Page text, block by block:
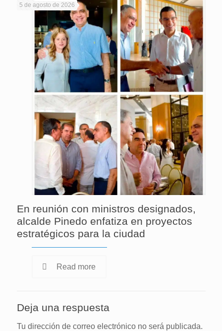
5 de agosto de 2026
En reunión con ministros designados,
alcalde Pinedo enfatiza en proyectos
estratégicos para la ciudad
Read more
Deja una respuesta
Tu dirección de correo electrónico no será publicada.